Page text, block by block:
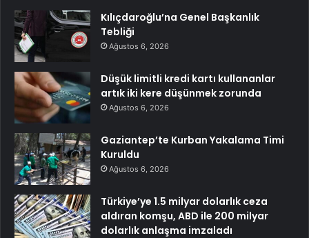
Kılıçdaroğlu’na Genel Başkanlık
Tebliği
Ağustos 6, 2026
Düşük limitli kredi kartı kullananlar
artık iki kere düşünmek zorunda
Ağustos 6, 2026
Gaziantep’te Kurban Yakalama Timi
Kuruldu
Ağustos 6, 2026
Türkiye’ye 1.5 milyar dolarlık ceza
aldıran komşu, ABD ile 200 milyar
dolarlık anlaşma imzaladı